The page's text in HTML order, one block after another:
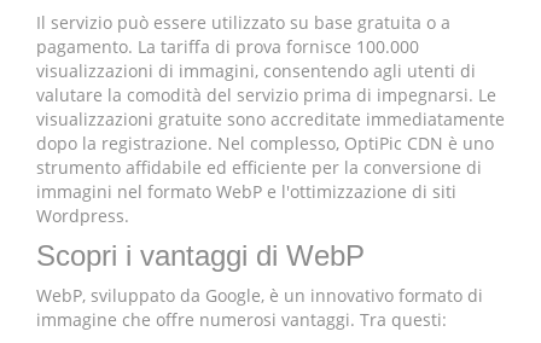
Il servizio può essere utilizzato su base gratuita o a
pagamento. La tariffa di prova fornisce 100.000
visualizzazioni di immagini, consentendo agli utenti di
valutare la comodità del servizio prima di impegnarsi. Le
visualizzazioni gratuite sono accreditate immediatamente
dopo la registrazione. Nel complesso, OptiPic CDN è uno
strumento affidabile ed efficiente per la conversione di
immagini nel formato WebP e l'ottimizzazione di siti
Wordpress.
Scopri i vantaggi di WebP
WebP, sviluppato da Google, è un innovativo formato di
immagine che offre numerosi vantaggi. Tra questi: